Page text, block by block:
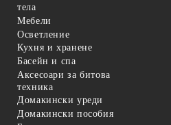
тела
Мебели
Осветление
Кухня и хранене
Басейн и спа
Аксесоари за битова
техника
Домакински уреди
Домакински пособия